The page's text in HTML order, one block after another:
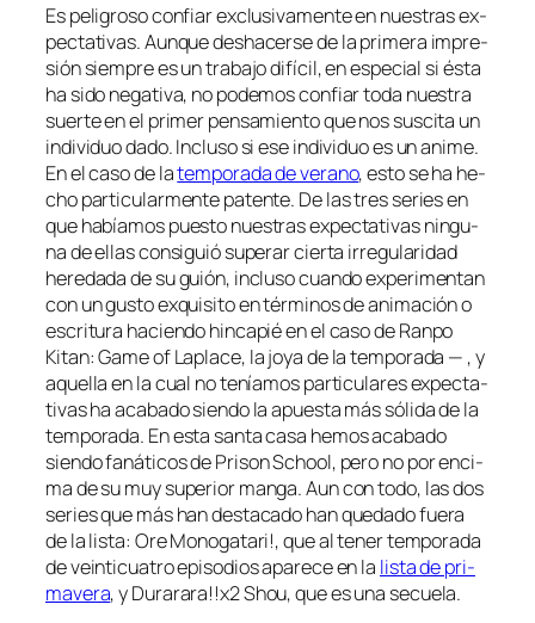
Es pe­li­gro­so con­fiar ex­clu­si­va­men­te en nues­tras ex­
pec­ta­ti­vas. Aunque des­ha­cer­se de la pri­me­ra im­pre­
sión siem­pre es un tra­ba­jo di­fí­cil, en es­pe­cial si és­ta
ha si­do ne­ga­ti­va, no po­de­mos con­fiar to­da nues­tra
suer­te en el pri­mer pen­sa­mien­to que nos sus­ci­ta un
in­di­vi­duo da­do. Incluso si ese in­di­vi­duo es un ani­me.
En el ca­so de latem­po­ra­da de ve­rano, es­to se ha he­
cho par­ti­cu­lar­men­te pa­ten­te. De las tres se­ries en
que ha­bía­mos pues­to nues­tras ex­pec­ta­ti­vas nin­gu­
na de ellas con­si­guió su­pe­rar cier­ta irre­gu­la­ri­dad
he­re­da­da de su guión, in­clu­so cuan­do ex­pe­ri­men­tan
con un gus­to ex­qui­si­to en tér­mi­nos de ani­ma­ción o
es­cri­tu­ra ha­cien­do hin­ca­pié en el ca­so deRanpo
Kitan: Game of Laplace, la jo­ya de la tem­po­ra­da — , y
aque­lla en la cual no te­nía­mos par­ti­cu­la­res ex­pec­ta­
ti­vas ha aca­ba­do sien­do la apues­ta más só­li­da de la
tem­po­ra­da. En es­ta san­ta ca­sa he­mos aca­ba­do
sien­do fa­ná­ti­cos dePrison School, pe­ro no por en­ci­
ma de su muy su­pe­rior man­ga. Aun con to­do, las dos
se­ries que más han des­ta­ca­do han que­da­do fue­ra
de la lis­ta: Ore Monogatari!, que al te­ner tem­po­ra­da
de vein­ti­cua­tro epi­so­dios apa­re­ce en la lis­ta de pri­
ma­ve­ra, yDurarara!!x2 Shou, que es una secuela.